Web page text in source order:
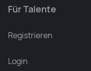
Für Talente
Registrieren
Login